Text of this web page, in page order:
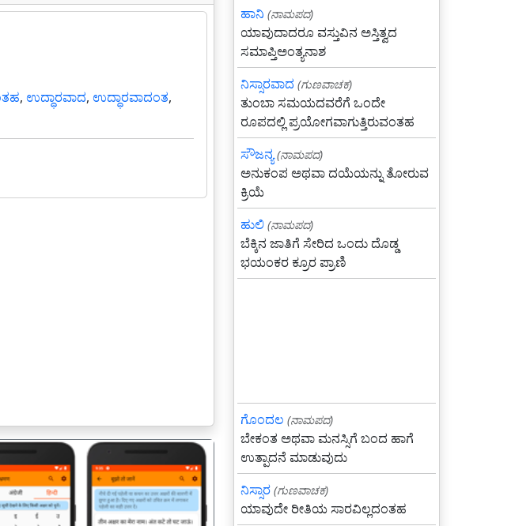
, ಉದ್ಧಾರವಾದ, ಉದ್ಧಾರವಾದಂತ,
ಹಾನಿ (ನಾಮಪದ)
ಯಾವುದಾದರೂ ವಸ್ತುವಿನ ಅಸ್ತಿತ್ವದ
ಸಮಾಪ್ತಿಅಂತ್ಯನಾಶ
ನಿಸ್ಸಾರವಾದ (ಗುಣವಾಚಕ)
ತುಂಬಾ ಸಮಯದವರೆಗೆ ಒಂದೇ
ರೂಪದಲ್ಲಿ ಪ್ರಯೋಗವಾಗುತ್ತಿರುವಂತಹ
ಸೌಜನ್ಯ (ನಾಮಪದ)
ಅನುಕಂಪ ಅಥವಾ ದಯೆಯನ್ನು ತೋರುವ
ಕ್ರಿಯೆ
ಹುಲಿ (ನಾಮಪದ)
ಬೆಕ್ಕಿನ ಜಾತಿಗೆ ಸೇರಿದ ಒಂದು ದೊಡ್ಡ
ಭಯಂಕರ ಕ್ರೂರ ಪ್ರಾಣಿ
ಗೊಂದಲ (ನಾಮಪದ)
ಬೇಕಂತ ಅಥವಾ ಮನಸ್ಸಿಗೆ ಬಂದ ಹಾಗೆ
ಉತ್ಪಾದನೆ ಮಾಡುವುದು
ನಿಸ್ಸಾರ (ಗುಣವಾಚಕ)
ಯಾವುದೇ ರೀತಿಯ ಸಾರವಿಲ್ಲದಂತಹ